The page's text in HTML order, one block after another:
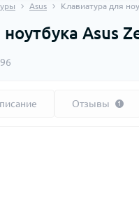
Asus Клавиатура для
Asus
Отзывы 1